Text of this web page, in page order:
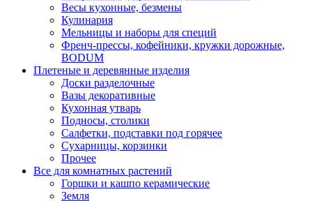
Весы кухонные, безмены
Кулинария
Мельницы и наборы для специй
Френч-прессы, кофейники, кружки дорожные,
BODUM
Плетеные и деревянные изделия
Доски разделочные
Вазы декоративные
Кухонная утварь
Подносы, столики
Салфетки, подставки под горячее
Сухарницы, корзинки
Прочее
Все для комнатных растений
Горшки и кашпо керамические
Земля